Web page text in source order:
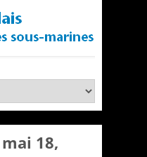
mai 18,